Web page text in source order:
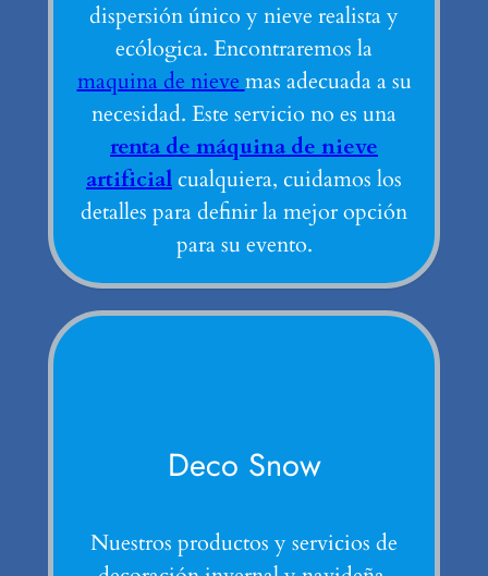
dispersión único y nieve realista y
ecólogica. Encontraremos la
maquina de nieve mas adecuada a su
necesidad. Este servicio no es una
renta de máquina de nieve
artificialcualquiera, cuidamos los
detalles para definir la mejor opción
para su evento.
Deco Snow
Nuestros productos y servicios de